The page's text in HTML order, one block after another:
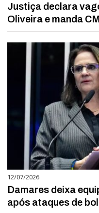
Justiça declara
Oliveira e manda
12/07/2026
Damares deixa
após ataques de